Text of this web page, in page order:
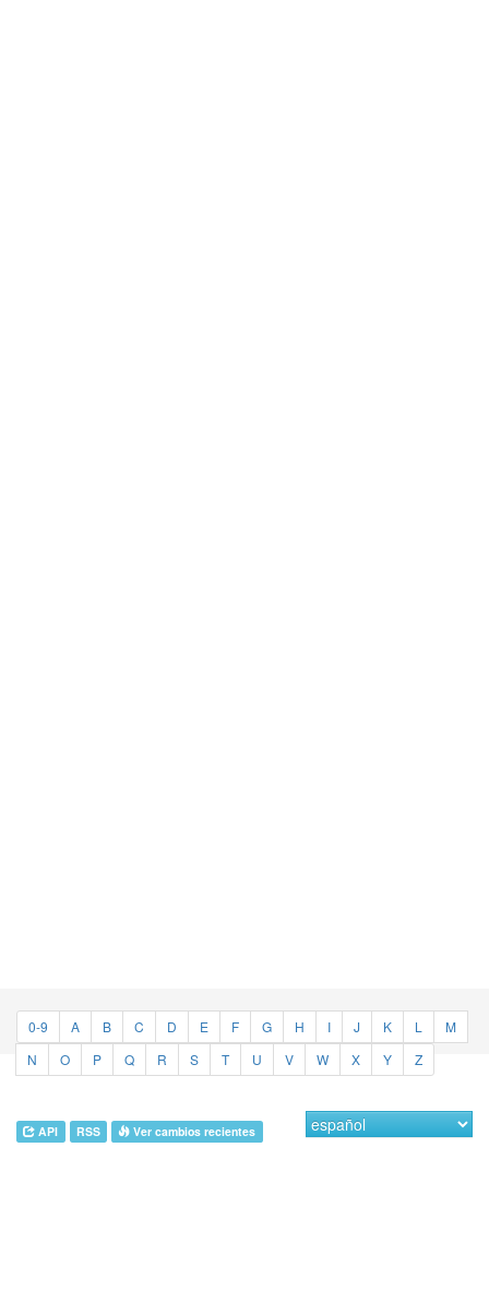
0-9 A B C D E F G H I J K L
M
N
O P Q R S T U V W X Y Z
API RSS Ver cambios recientes